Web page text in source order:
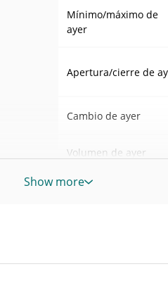
Mínimo/máximo de
ayer
Apertura/cierre de
Cambio de ayer
Volumen de ayer
Historial de precios
Show more